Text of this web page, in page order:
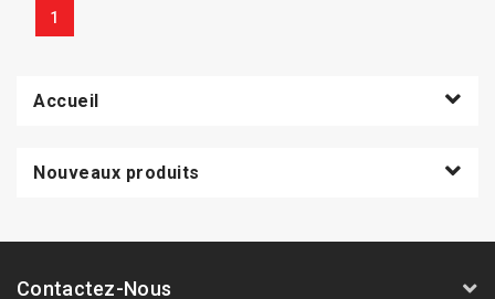
1
Accueil
Nouveaux produits
Contactez-Nous